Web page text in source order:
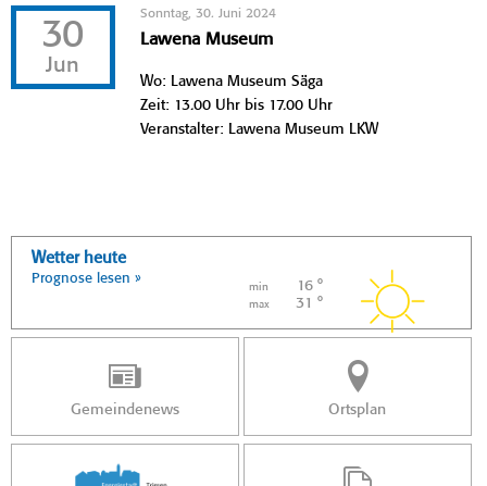
30
Jun
Sonntag, 30. Juni 2024
Lawena Museum
Wo: Lawena Museum Säga
Zeit: 13.00 Uhr bis 17.00 Uhr
Veranstalter: Lawena Museum LKW
Wetter heute
Prognose lesen »
min 16 °
max 31 °
Gemeindenews Ortsplan